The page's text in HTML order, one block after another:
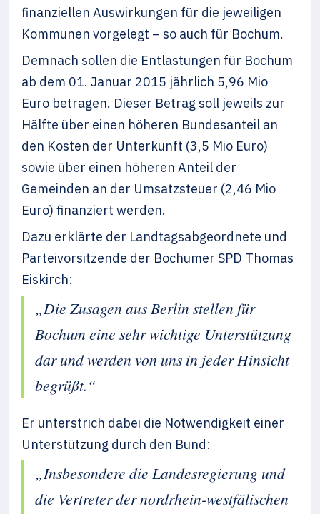
finanziellen Auswirkungen für die jeweiligen
Kommunen vorgelegt – so auch für Bochum.
Demnach sollen die Entlastungen für Bochum
ab dem 01. Januar 2015 jährlich 5,96 Mio
Euro betragen. Dieser Betrag soll jeweils zur
Hälfte über einen höheren Bundesanteil an
den Kosten der Unterkunft (3,5 Mio Euro)
sowie über einen höheren Anteil der
Gemeinden an der Umsatzsteuer (2,46 Mio
Euro) finanziert werden.
Dazu erklärte der Landtagsabgeordnete und
Parteivorsitzende der Bochumer SPD Thomas
Eiskirch:
„Die Zusagen aus Berlin stellen für
Bochum eine sehr wichtige Unterstützung
dar und werden von uns in jeder Hinsicht
begrüßt.“
Er unterstrich dabei die Notwendigkeit einer
Unterstützung durch den Bund:
„Insbesondere die Landesregierung und
die Vertreter der nordrhein-westfälischen